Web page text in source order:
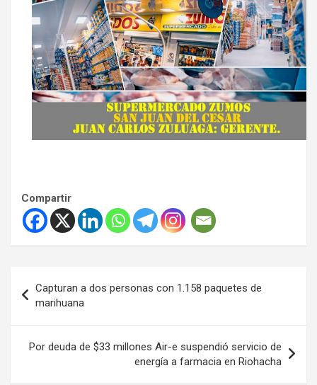
Compartir
de
entradas
Capturan a dos personas con 1.158 paquetes de
marihuana
Por deuda de $33 millones Air-e suspendió servicio de
energía a farmacia en Riohacha